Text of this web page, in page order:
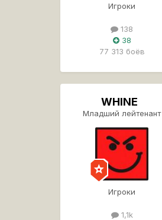
Игроки
138
38
77 313 боёв
WHINE
Младший лейтенант
Игроки
1,1k